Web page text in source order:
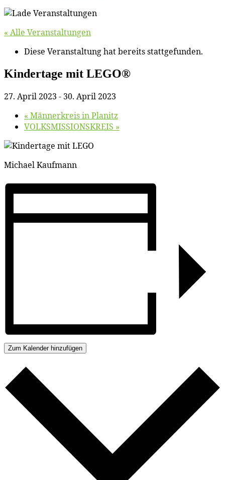
« Alle Veranstaltungen
Diese Veranstaltung hat bereits stattgefunden.
Kin­der­ta­ge mit LEGO®
27. April 2023 - 30. April 2023
« Män­ner­kreis in Planitz
VOLKSMISSIONSKREIS »
Mi­cha­el Kaufmann
Zum Kalender hinzufügen